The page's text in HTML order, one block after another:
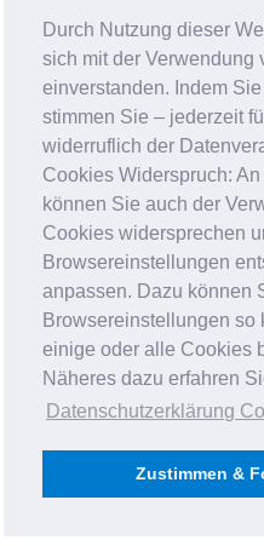
Durch Nutzung dieser
sich mit der Verwendung
einverstanden. Indem
stimmen Sie – jederzeit
widerruflich der
Cookies Widerspruch:
können Sie auch der
Cookies widersprechen
Browsereinstellungen
anpassen. Dazu können
Browsereinstellungen so
einige oder alle Cookies
Näheres dazu erfahren
Datenschutzerklärung
Zustimmen &